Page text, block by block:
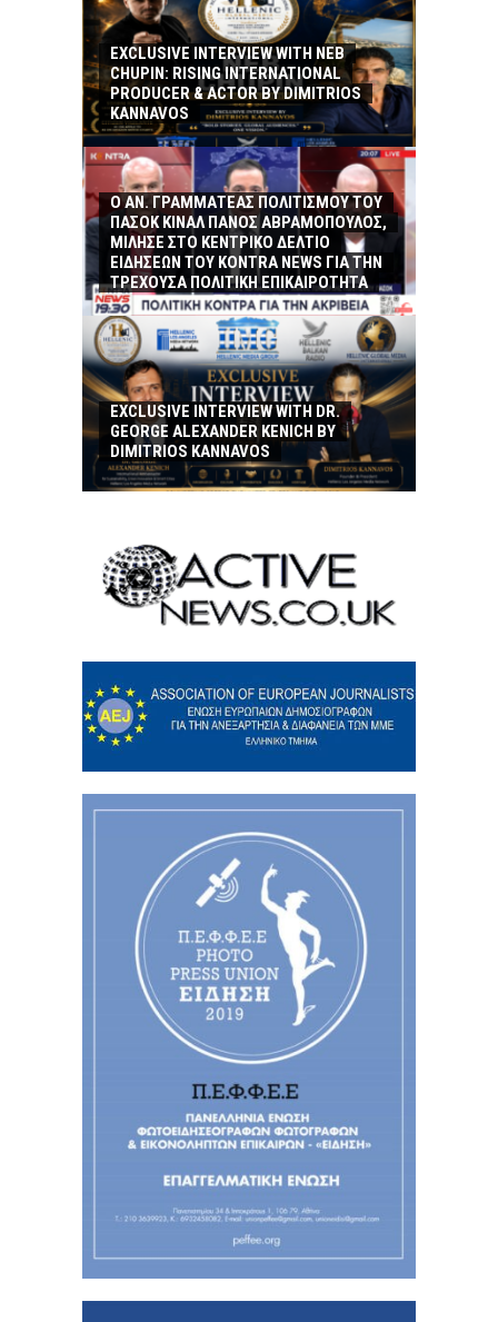
EXCLUSIVE INTERVIEW WITH NEB
CHUPIN: RISING INTERNATIONAL
PRODUCER & ACTOR BY DIMITRIOS
KANNAVOS
Ο ΑΝ. ΓΡΑΜΜΑΤΕΑΣ ΠΟΛΙΤΙΣΜΟΥ ΤΟΥ
ΠΑΣΟΚ ΚΙΝΑΛ ΠΑΝΟΣ ΑΒΡΑΜΟΠΟΥΛΟΣ,
ΜΙΛΗΣΕ ΣΤΟ ΚΕΝΤΡΙΚΟ ΔΕΛΤΙΟ
ΕΙΔΗΣΕΩΝ ΤΟΥ KONTRA NEWS ΓΙΑ ΤΗΝ
ΤΡΕΧΟΥΣΑ ΠΟΛΙΤΙΚΗ ΕΠΙΚΑΙΡΟΤΗΤΑ
EXCLUSIVE INTERVIEW WITH DR.
GEORGE ALEXANDER KENICH BY
DIMITRIOS KANNAVOS